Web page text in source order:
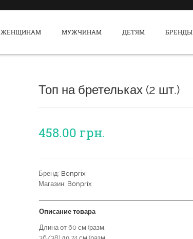
ЖЕНЩИНАМ МУЖЧИНАМ ДЕТЯМ БРЕНДЫ
Топ на бретельках (2 шт.)
458.00 грн.
Бренд: Bonprix
Магазин: Bonprix
Описание товара
Длина от 60 см (разм.